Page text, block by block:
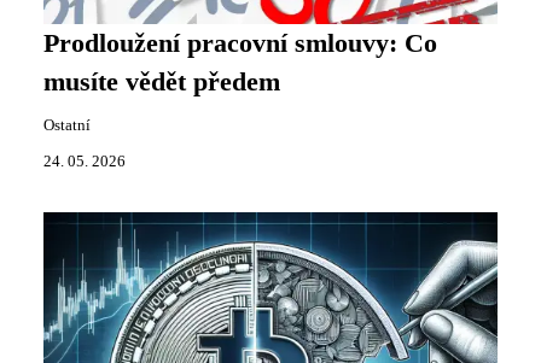
Prodloužení pracovní smlouvy: Co
musíte vědět předem
Ostatní
24. 05. 2026